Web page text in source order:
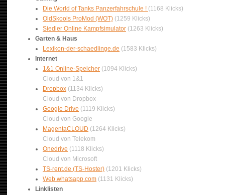
Die World of Tanks Panzerfahrschule ! (1168 Klicks)
OldSkools ProMod (WOT) (1259 Klicks)
Siedler Online Kampfsimulator (1263 Klicks)
Garten & Haus
Lexikon-der-schaedlinge.de (1583 Klicks)
Internet
1&1 Online-Speicher (1094 Klicks)
Cloud von 1&1
Dropbox (1134 Klicks)
Cloud von Dropbox
Google Drive (1119 Klicks)
Cloud von Google
MagentaCLOUD (1264 Klicks)
Cloud von Telekom
Onedrive (1118 Klicks)
Cloud von Microsoft
TS-rent.de (TS-Hoster) (1201 Klicks)
Web.whatsapp.com (1131 Klicks)
Linklisten